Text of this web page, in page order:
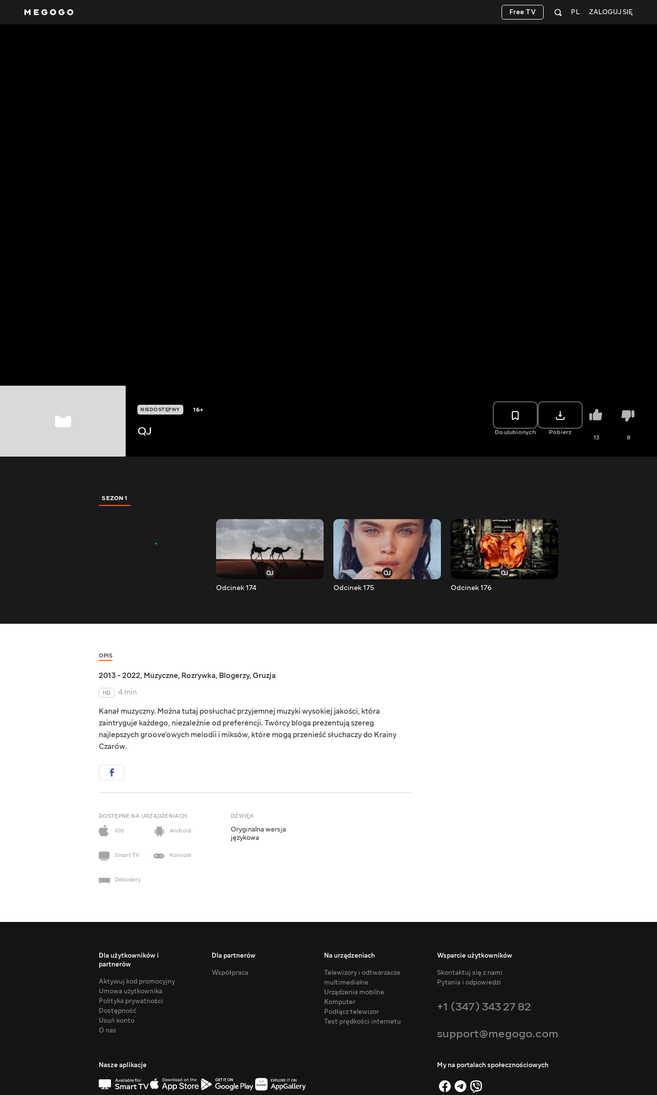
ZALOGUJ SIĘ
PL
Free TV
NIEDOSTĘPNY 16+
QJ Do ulubionych Pobierz
13 8
SEZON 1
Odcinek 174 Odcinek 175 Odcinek 176
OPIS
2013 - 2022, Muzyczne, Rozrywka, Blogerzy, Gruzja
HD
4 min
Kanał muzyczny. Można tutaj posłuchać przyjemnej muzyki wysokiej jakości, która
zaintryguje każdego, niezależnie od preferencji. Twórcy bloga prezentują szereg
najlepszych groove'owych melodii i miksów, które mogą przenieść słuchaczy do Krainy
Czarów.
DOSTĘPNE NA URZĄDZENIACH
iOS
Android
Smart TV Konsole
Dekodery
DŹWIĘK
Oryginalna wersja
językowa
Dla użytkowników i
partnerów
Aktywuj kod promocyjny
Umowa użytkownika
Polityka prywatności
Dostępność
Usuń konto
O nas
Dla partnerów
Współpraca
Na urządzeniach
Telewizory i odtwarzacze
multimedialne
Urządzenia mobilne
Komputer
Podłącz telewizor
Test prędkości internetu
Wsparcie użytkowników
Skontaktuj się z nami
Pytania i odpowiedzi
+1 (347) 343 27 82
support@megogo.com
Nasze aplikacje My na portalach społecznościowych